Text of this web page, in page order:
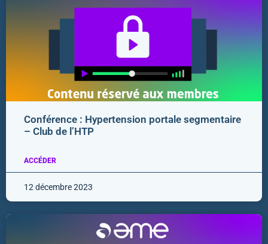
Conférence : Hypertension portale segmentaire
– Club de l’HTP
ACCÉDER
12 décembre 2023